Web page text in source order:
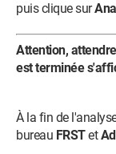
puis clique sur
Attention,
est terminée
À la fin de
bureau FRSTet